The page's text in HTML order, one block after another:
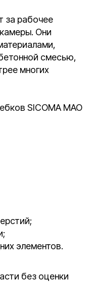
за рабочее
Они
смесью,
многих
SICOMA MAO
элементов.
без оценки